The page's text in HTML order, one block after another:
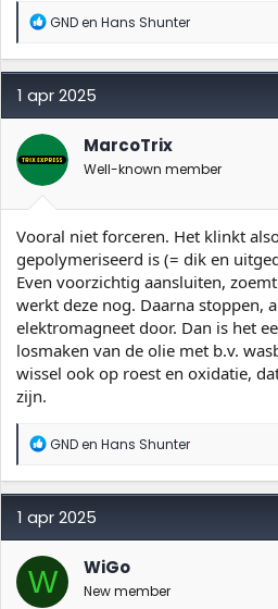
W
a
r
d
e
r
i
n
g
n
GNDen Hans Shunter
1 apr 2025
MarcoTrix
Well-known member
Vooral niet forceren. Het klinkt
gepolymeriseerd is (= dik en
Even voorzichtig aansluiten,
werkt deze nog. Daarna stoppen,
elektromagneet door. Dan is het
losmaken van de olie met b.v.
wissel ook op roest en oxidatie,
zijn.
W
a
r
d
e
r
i
n
g
GNDen Hans Shunter
1 apr 2025
W WiGo
New member